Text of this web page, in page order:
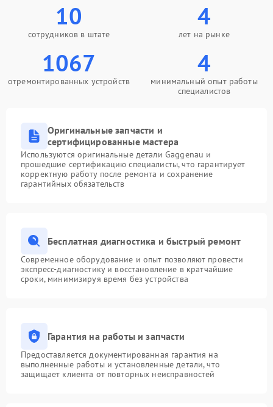
10
сотрудников в штате
4
лет на рынке
1067
отремонтированных устройств
4
минимальный опыт работы
специалистов
Оригинальные запчасти и
сертифицированные мастера
Используются оригинальные детали Gaggenau и
прошедшие сертификацию специалисты, что гарантирует
корректную работу после ремонта и сохранение
гарантийных обязательств
Бесплатная диагностика и быстрый ремонт
Современное оборудование и опыт позволяют провести
экспресс-диагностику и восстановление в кратчайшие
сроки, минимизируя время без устройства
Гарантия на работы и запчасти
Предоставляется документированная гарантия на
выполненные работы и установленные детали, что
защищает клиента от повторных неисправностей